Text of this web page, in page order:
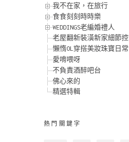
我不在家，在旅行
食食刻刻時時樂
WEDDINGS老編婚禮人
老屋翻新裝潢新家細節控
懶惰OL穿搭美妝珠寶日常
愛唷喂呀
不負責酒醉吧台
佛心來的
精選特輯
熱門關鍵字